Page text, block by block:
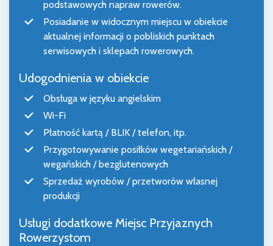
podstawowych napraw rowerów.
Posiadanie w widocznym miejscu w obiekcie
aktualnej informacji o pobliskich punktach
serwisowych i sklepach rowerowych.
Udogodnienia w obiekcie
Obsługa w języku angielskim
Wi-Fi
Płatność kartą / BLIK / telefon, itp.
Przygotowywanie posiłków wegetariańskich /
wegańskich / bezglutenowych
Sprzedaż wyrobów / przetworów własnej
produkcji
Usługi dodatkowe Miejsc Przyjaznych
Rowerzystom